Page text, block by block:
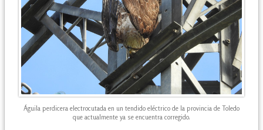
Águila perdicera electrocutada en un tendido eléctrico de la provincia de Toledo
que actualmente ya se encuentra corregido.